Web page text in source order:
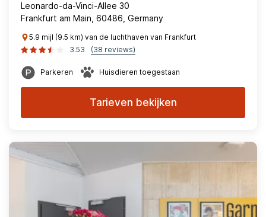
Leonardo-da-Vinci-Allee 30
Frankfurt am Main, 60486, Germany
5.9 mijl (9.5 km) van de luchthaven van Frankfurt
3.53
(38 reviews)
Parkeren Huisdieren toegestaan
Tarieven bekijken